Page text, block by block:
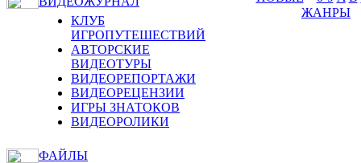
КЛУБ
ИГРОПУТЕШЕСТВИЙ
АВТОРСКИЕ
ВИДЕОТУРЫ
ВИДЕОРЕПОРТАЖИ
ВИДЕОРЕЦЕНЗИИ
ИГРЫ ЗНАТОКОВ
ВИДЕОРОЛИКИ
ФАЙЛЫ
ЖАНРЫ